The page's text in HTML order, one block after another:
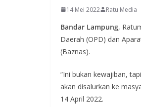
14 Mei 2022 Ratu Media
Bandar Lampung,
Daerah (OPD) dan
(Baznas).
“Ini bukan kewajiban,
akan disalurkan ke
14 April 2022.